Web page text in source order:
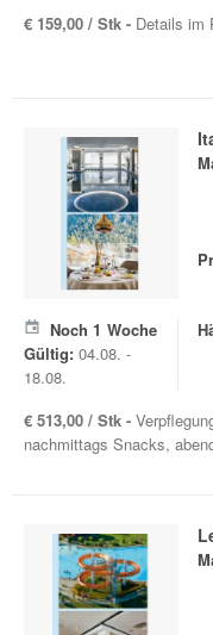
€ 159,00 / Stk - Details im
Noch 1 Woche
Gültig: 04.08. -
18.08.
€ 513,00 / Stk -
nachmittags Snacks,